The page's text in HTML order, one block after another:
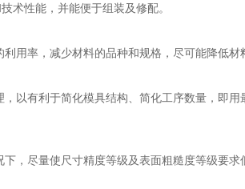
术性能，并能便于组装及修配。
用率，减少材料的品种和规格，尽可能降低
以有利于简化模具结构、简化工序数量，即
，尽量使尺寸精度等级及表面粗糙度等级要求